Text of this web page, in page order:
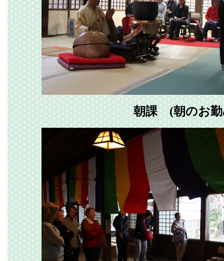
朝課 (朝のお勤